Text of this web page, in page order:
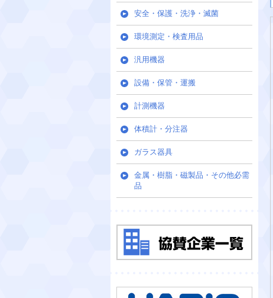
安全・保護・洗浄・滅菌
環境測定・検査用品
汎用機器
設備・保管・運搬
計測機器
体積計・分注器
ガラス器具
金属・樹脂・磁製品・その他必需
品